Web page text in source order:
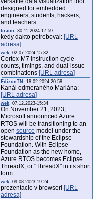
designed for embedded
engineers, students, hackers,
and teachers.
brano, 30.11.2024-17:59
kedy dakto potreboval: [URL
adresa]
wek, 02.07.2024-15:32
Cortex-M7 instruction cycle
counts, timings, and dual-issue
combinations [URL adresa]
EdizonTN , 18.02.2024-20:58
Kanál odmeraného Mariána:
[URL adresa]
wek, 07.12.2023-15:34
On November 21, 2023,
Microsoft announced Azure
RTOS will be transitioning to an
open source model under the
stewardship of the Eclipse
Foundation. With Eclipse
Foundation as the new home,
Azure RTOS becomes Eclipse
ThreadX, or "ThreadX" in its short
form.
wek, 09.08.2023-19:24
prezentacie v browseri [URL
adresa]